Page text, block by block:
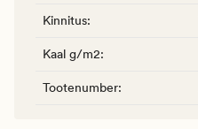
Kinnitus:
Kaal g/m2:
Tootenumber: